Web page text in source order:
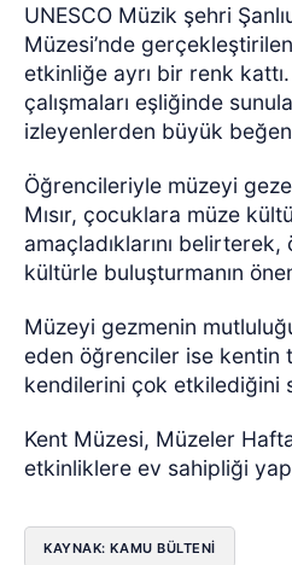
UNESCO Müzik şehri
Müzesi’nde
etkinliğe ayrı bir renk
çalışmaları eşliğinde
izleyenlerden büyük
Öğrencileriyle müzeyi
Mısır, çocuklara müze
amaçladıklarını
kültürle buluşturmanın
Müzeyi gezmenin
eden öğrenciler ise kentin
kendilerini çok etkilediğini
Kent Müzesi, Müzeler
etkinliklere ev sahipliği
KAYNAK: KAMU BÜLTENİ